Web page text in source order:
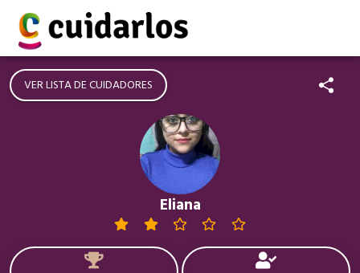
VER LISTA DE CUIDADORES
Eliana